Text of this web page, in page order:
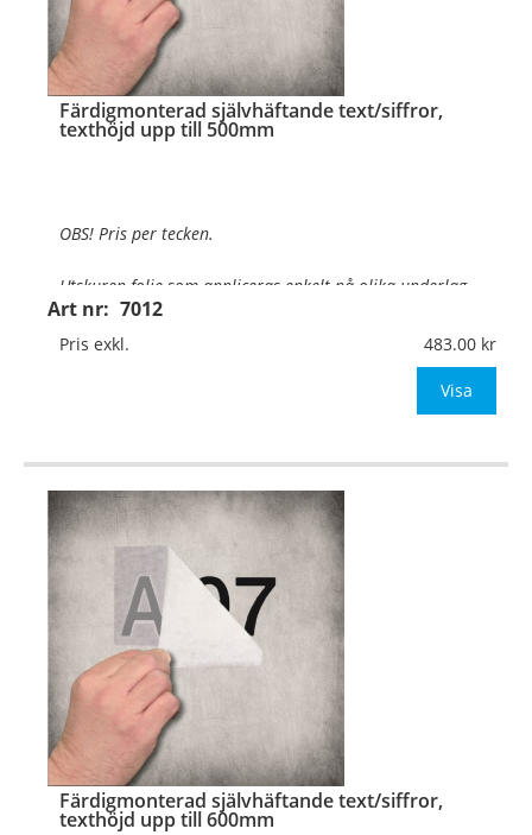
Färdigmonterad självhäftande text/siffror,
texthöjd upp till 500mm
Art nr: 7012
OBS! Pris per tecken.
Utskuren folie som appliceras enkelt på olika underlag.
Texthöjd:
OBS! Ange önskad foliefärg (se ned
Pris exkl. 483.00
Visa
Färdigmonterad självhäftande text/siffror,
texthöjd upp till 600mm